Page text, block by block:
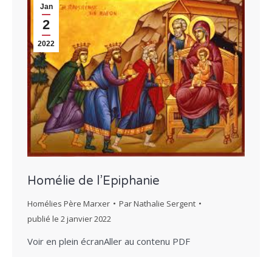
Jan
2
2022
Homélie de l’Epiphanie
Homélies Père Marxer ParNathalie Sergent
publié le 2 janvier 2022
Voir en plein écranAller au contenu PDF